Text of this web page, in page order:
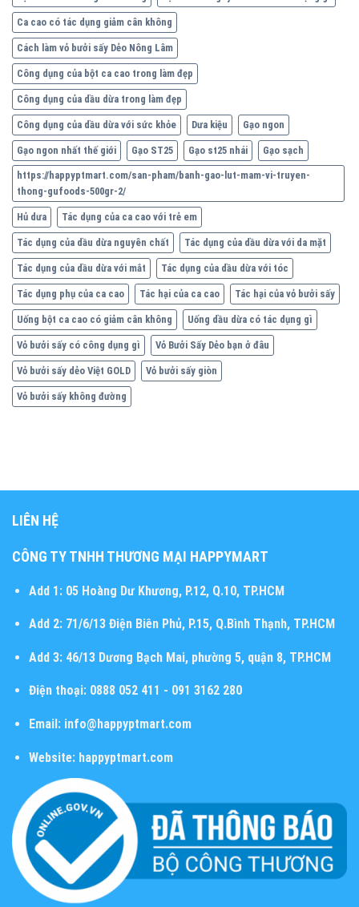
Ca cao có tác dụng giảm cân không
Cách làm vỏ bưởi sấy Dẻo Nông Lâm
Công dụng của bột ca cao trong làm đẹp
Công dụng của dầu dừa trong làm đẹp
Công dụng của dầu dừa với sức khỏe Dưa kiệu Gạo ngon
Gạo ngon nhất thế giới Gạo ST25 Gạo st25 nhái Gạo sạch
https://happyptmart.com/san-pham/banh-gao-lut-mam-vi-truyen-
thong-gufoods-500gr-2/
Hủ dưa Tác dụng của ca cao với trẻ em
Tác dụng của dầu dừa nguyên chất Tác dụng của dầu dừa với da mặt
Tác dụng của dầu dừa với mắt Tác dụng của dầu dừa với tóc
Tác dụng phụ của ca cao Tác hại của ca cao Tác hại của vỏ bưởi sấy
Uống bột ca cao có giảm cân không Uống dầu dừa có tác dụng gì
Vỏ bưởi sấy có công dụng gì Vỏ Bưởi Sấy Dẻo bạn ở đâu
Vỏ bưởi sấy dẻo Việt GOLD Vỏ bưởi sấy giòn
Vỏ bưởi sấy không đường
LIÊN HỆ
CÔNG TY TNHH THƯƠNG MẠI HAPPYMART
Add 1:05 Hoàng Dư Khương, P.12, Q.10, TP.HCM
Add 2:71/6/13 Điện Biên Phủ, P.15, Q.Bình Thạnh, TP.HCM
Add 3:46/13 Dương Bạch Mai, phường 5, quận 8, TP.HCM
Điện thoại:0888 052 411 - 091 3162 280
Email:info@happyptmart.com
Website: happyptmart.com